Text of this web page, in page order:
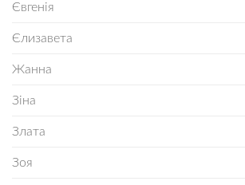
Євгенія
Єлизавета
Жанна
Зіна
Злата
Зоя